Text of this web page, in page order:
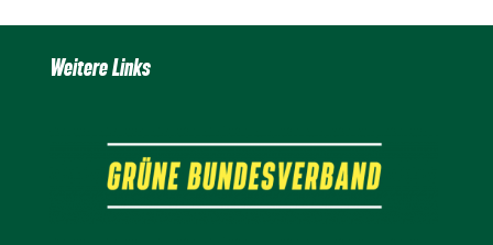
Weitere Links